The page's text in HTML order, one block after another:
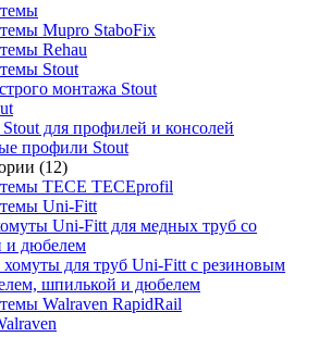
Mupro StaboFix
Rehau
Stout
монтажа Stout
для профилей и консолей
профили Stout
(12)
TECE TECEprofil
Uni-Fitt
Uni-Fitt для медных труб со
и дюбелем
для труб Uni-Fitt с резиновым
шпилькой и дюбелем
Walraven RapidRail